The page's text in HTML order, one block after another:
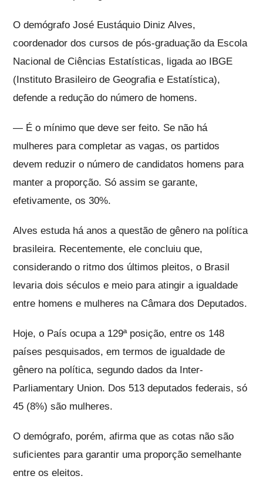
O demógrafo José Eustáquio Diniz Alves,
coordenador dos cursos de pós-graduação da Escola
Nacional de Ciências Estatísticas, ligada ao IBGE
(Instituto Brasileiro de Geografia e Estatística),
defende a redução do número de homens.
— É o mínimo que deve ser feito. Se não há
mulheres para completar as vagas, os partidos
devem reduzir o número de candidatos homens para
manter a proporção. Só assim se garante,
efetivamente, os 30%.
Alves estuda há anos a questão de gênero na política
brasileira. Recentemente, ele concluiu que,
considerando o ritmo dos últimos pleitos, o Brasil
levaria dois séculos e meio para atingir a igualdade
entre homens e mulheres na Câmara dos Deputados.
Hoje, o País ocupa a 129ª posição, entre os 148
países pesquisados, em termos de igualdade de
gênero na política, segundo dados da Inter-
Parliamentary Union. Dos 513 deputados federais, só
45 (8%) são mulheres.
O demógrafo, porém, afirma que as cotas não são
suficientes para garantir uma proporção semelhante
entre os eleitos.